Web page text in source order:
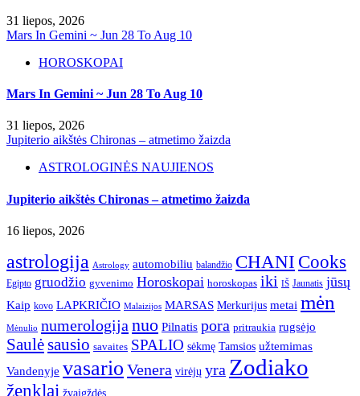
31 liepos, 2026
Mars In Gemini ~ Jun 28 To Aug 10
HOROSKOPAI
Mars In Gemini ~ Jun 28 To Aug 10
31 liepos, 2026
Jupiterio aikštės Chironas – atmetimo žaizda
ASTROLOGINĖS NAUJIENOS
Jupiterio aikštės Chironas – atmetimo žaizda
16 liepos, 2026
astrologija Astrology automobiliu balandžio CHANI Cooks
Egipto gruodžio gyvenimo Horoskopai horoskopas iki IŠ Jaunatis jūsų
Kaip kovo LAPKRIČIO Malaizijos MARSAS Merkurijus metai mėn
Mėnulio numerologija nuo Pilnatis pora pritraukia rugsėjo
Saulėsausio savaites SPALIO sėkmę Tamsios užtemimas
Vandenyje vasario Venera virėjų yra Zodiako
ženklai žvaigždės